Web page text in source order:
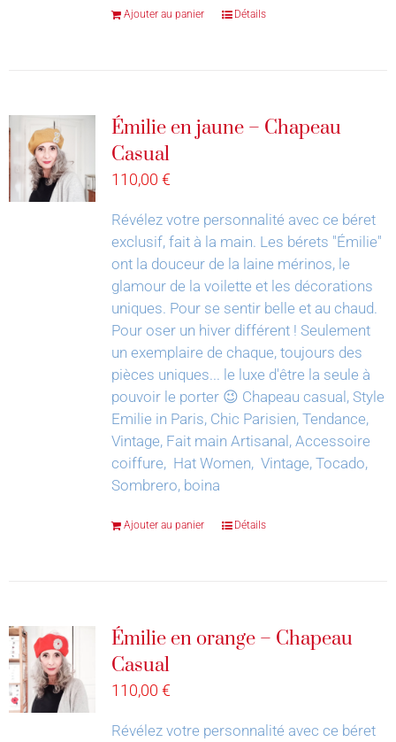
Ajouter au panier Détails
Émilie en jaune – Chapeau
Casual
110,00 €
Révélez votre personnalité avec ce béret
exclusif, fait à la main. Les bérets "Émilie"
ont la douceur de la laine mérinos, le
glamour de la voilette et les décorations
uniques. Pour se sentir belle et au chaud.
Pour oser un hiver différent ! Seulement
un exemplaire de chaque, toujours des
pièces uniques... le luxe d'être la seule à
pouvoir le porter 😉 Chapeau casual, Style
Emilie in Paris, Chic Parisien, Tendance,
Vintage, Fait main Artisanal, Accessoire
coiffure, Hat Women, Vintage, Tocado,
Sombrero, boina
Ajouter au panier Détails
Émilie en orange – Chapeau
Casual
110,00 €
Révélez votre personnalité avec ce béret